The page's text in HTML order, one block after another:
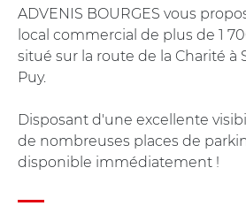
ADVENIS BOURGES vous
local commercial de plus de 1
situé sur la route de la Charité à
Puy.
Disposant d'une excellente
de nombreuses places de
disponible immédiatement !